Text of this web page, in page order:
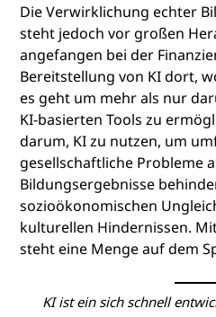
Die Verwirklichung echter
steht jedoch vor großen
angefangen bei der
Bereitstellung von KI dort,
es geht um mehr als nur
KI-basierten Tools zu
darum, KI zu nutzen, um
gesellschaftliche Probleme
Bildungsergebnisse
sozioökonomischen
kulturellen Hindernissen.
steht eine Menge auf dem
KI ist ein sich schnell